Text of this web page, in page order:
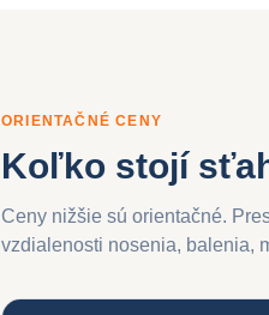
ORIENTAČNÉ CENY
Koľko stojí
Ceny nižšie sú orientačné.
vzdialenosti nosenia, balenia,